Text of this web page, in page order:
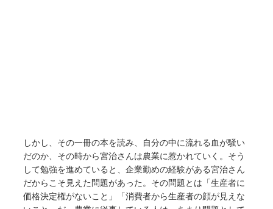
しかし、その一冊の本を読み、自分の中に流れる血が騒い
だのか、その時から宮治さんは農業に惹かれていく。そう
して勉強を進めていると、企業勤めの経験がある宮治さん
だからこそ見えた問題があった。その問題とは「生産者に
価格決定権がないこと」「消費者から生産者の顔が見えな